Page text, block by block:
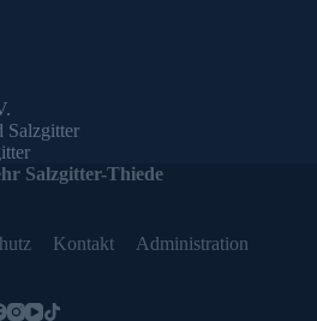
Salzgitter
Salzgitter-Thiede
Kontakt Administration